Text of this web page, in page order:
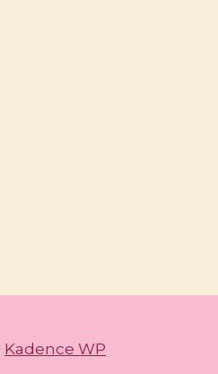
Kadence WP